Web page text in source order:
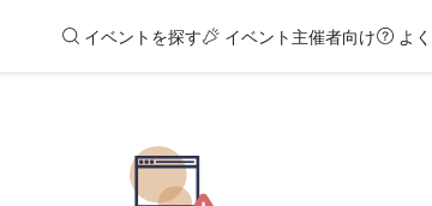
イベントを探す イベント主催者向け よ